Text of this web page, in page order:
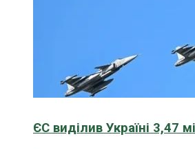
ЄС виділив Україні 3,47